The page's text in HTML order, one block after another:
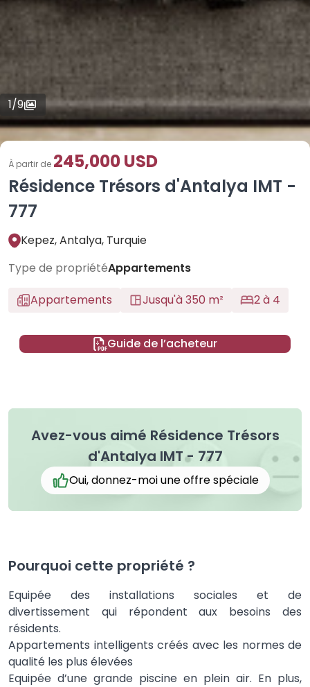
1/9
Résidence Trésors d'Antalya IMT -
777
À partir de 245,000 USD
Kepez, Antalya, Turquie
Type de propriétéAppartements
Appartements
Jusqu'à 350 m² 2 à 4
Guide de l’acheteur
Avez-vous aimé Résidence Trésors
d'Antalya IMT - 777
Oui, donnez-moi une offre spéciale
Pourquoi cette propriété ?
Equipée des installations sociales et de
divertissement qui répondent aux besoins des
résidents.
Appartements intelligents créés avec les normes de
qualité les plus élevées
Equipée d’une grande piscine en plein air. En plus,